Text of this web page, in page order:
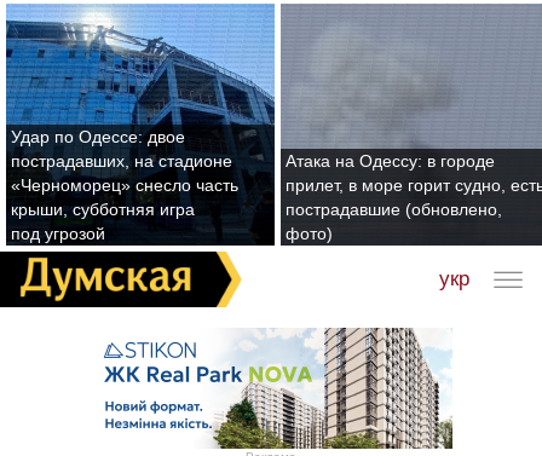
Удар по Одессе: двое
пострадавших, на стадионе
«Черноморец» снесло часть
крыши, субботняя игра
под угрозой
Атака на Одессу: в городе
прилет, в море горит судно,
пострадавшие (обновлено,
фото)
укр